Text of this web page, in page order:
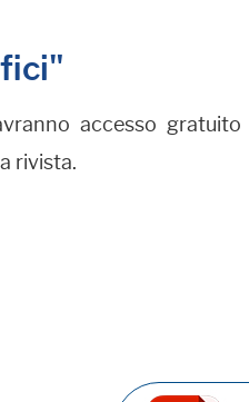
accesso gratuito
rivista.